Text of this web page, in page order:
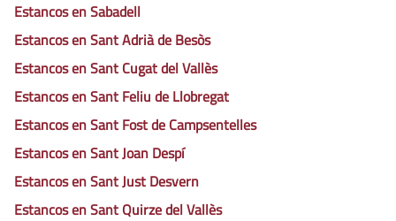
Estancos en Sabadell
Estancos en Sant Adrià de Besòs
Estancos en Sant Cugat del Vallès
Estancos en Sant Feliu de Llobregat
Estancos en Sant Fost de Campsentelles
Estancos en Sant Joan Despí
Estancos en Sant Just Desvern
Estancos en Sant Quirze del Vallès